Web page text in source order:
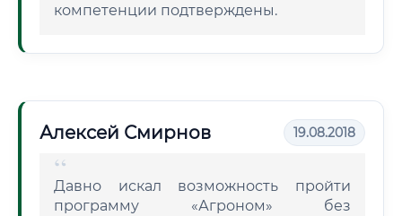
компетенции подтверждены.
Алексей Смирнов 19.08.2018
Давно искал возможность пройти
программу «Агроном» без